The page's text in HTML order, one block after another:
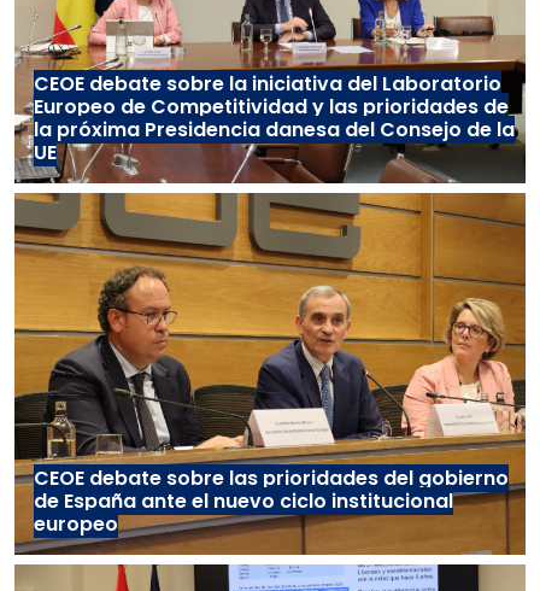
CEOE debate sobre la iniciativa del Laboratorio
Europeo de Competitividad y las prioridades de
la próxima Presidencia danesa del Consejo de la
UE
CEOE debate sobre las prioridades del gobierno
de España ante el nuevo ciclo institucional
europeo